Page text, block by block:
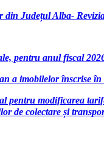
Județul Alba-
pentru anul fiscal
a imobilelor înscrise
pentru modificarea
de colectare și